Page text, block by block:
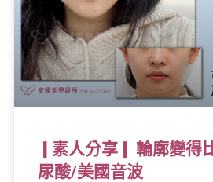
❙素人分享❙ 輪廓變得
尿酸/美國音波